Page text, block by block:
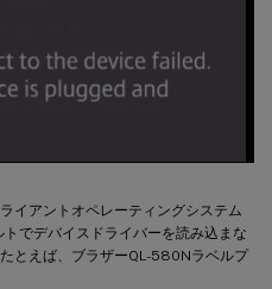
イアントオペレーティングシステム
でデバイスドライバーを読み込まな
とえば、ブラザーQL-580Nラベルプ